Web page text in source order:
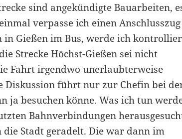
sind angekündigte Bauarbeiten,
verpasse ich einen
in Gießen im Bus, werde ich
Strecke Höchst-Gießen sei nicht
Fahrt irgendwo unerlaubterweise
Diskussion führt nur zur Chefin bei
ja besuchen könne. Was ich tun
Bahnverbindungen
Stadt geradelt. Die war dann im